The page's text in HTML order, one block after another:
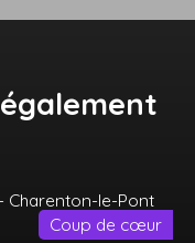
également
Coup de cœur